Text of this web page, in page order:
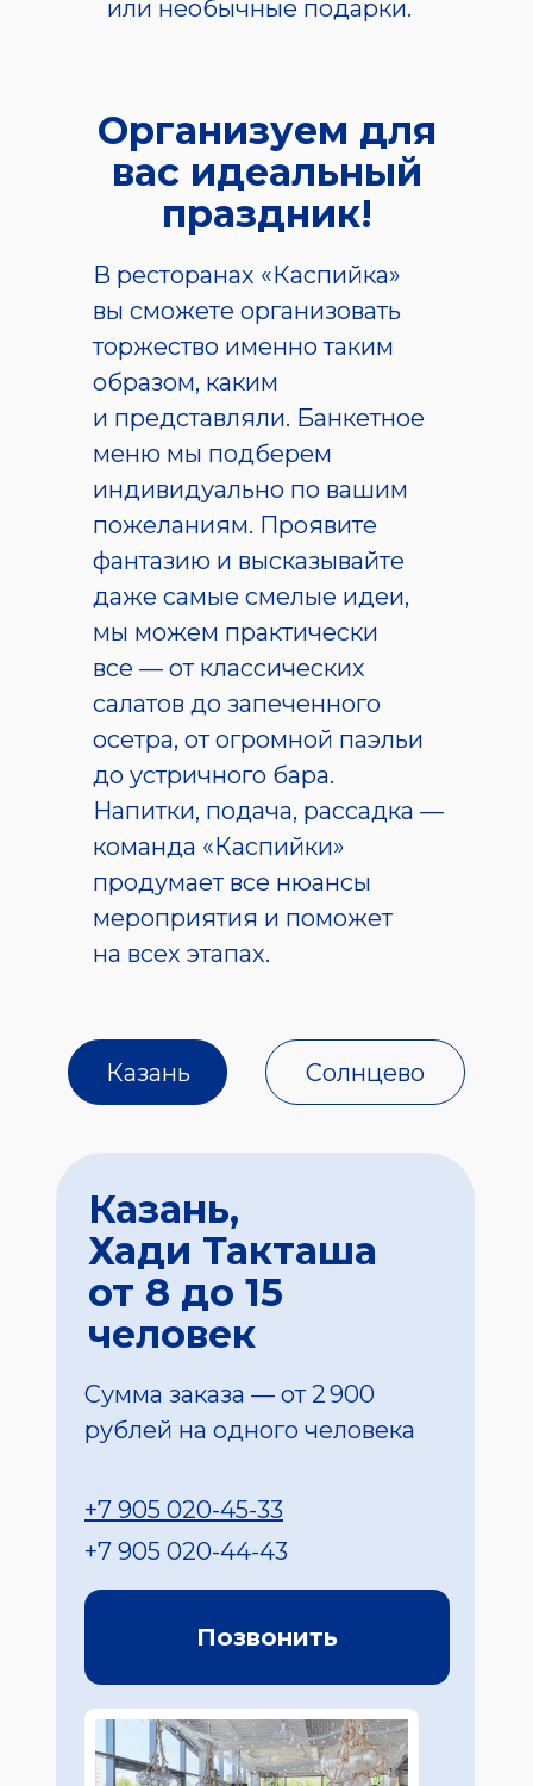
или необычные подарки.
Организуем для
вас идеальный
праздник!
В ресторанах «Каспийка»
вы сможете организовать
торжество именно таким
образом, каким
и представляли. Банкетное
меню мы подберем
индивидуально по вашим
пожеланиям. Проявите
фантазию и высказывайте
даже самые смелые идеи,
мы можем практически
все — от классических
салатов до запеченного
осетра, от огромной паэльи
до устричного бара.
Напитки, подача, рассадка —
команда «Каспийки»
продумает все нюансы
мероприятия и поможет
на всех этапах.
Казань Солнцево
Сумма заказа — от 2 900
рублей на одного человека
Позвонить
+7 905 020-45-33
Казань,
Хади Такташа
от 8 до 15
человек
+7 905 020-44-43